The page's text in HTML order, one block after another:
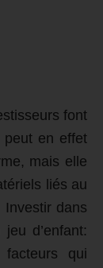
font
peut en effet
mais elle
liés au
Investir dans
d’enfant:
qui